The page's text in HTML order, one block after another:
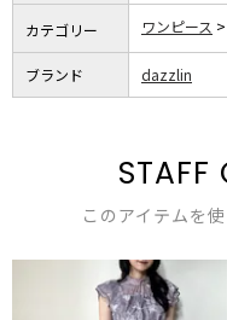
カテゴリー ワンピース
ブランド dazzlin
STAFF
このアイテムを